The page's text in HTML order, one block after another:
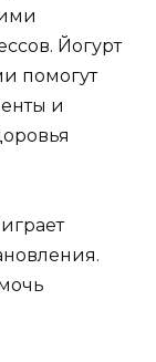
Йогурт
помогут
и